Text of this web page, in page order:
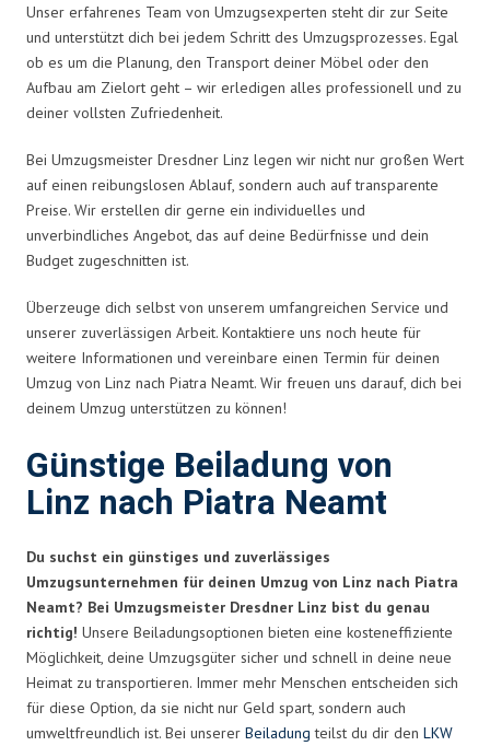
Unser erfahrenes Team von Umzugsexperten steht dir zur Seite
und unterstützt dich bei jedem Schritt des Umzugsprozesses. Egal
ob es um die Planung, den Transport deiner Möbel oder den
Aufbau am Zielort geht – wir erledigen alles professionell und zu
deiner vollsten Zufriedenheit.
Bei Umzugsmeister Dresdner Linz legen wir nicht nur großen Wert
auf einen reibungslosen Ablauf, sondern auch auf transparente
Preise. Wir erstellen dir gerne ein individuelles und
unverbindliches Angebot, das auf deine Bedürfnisse und dein
Budget zugeschnitten ist.
Überzeuge dich selbst von unserem umfangreichen Service und
unserer zuverlässigen Arbeit. Kontaktiere uns noch heute für
weitere Informationen und vereinbare einen Termin für deinen
Umzug von Linz nach Piatra Neamt. Wir freuen uns darauf, dich bei
deinem Umzug unterstützen zu können!
Günstige Beiladung von
Linz nach Piatra Neamt
Du suchst ein günstiges und zuverlässiges
Umzugsunternehmen für deinen Umzug von Linz nach Piatra
Neamt? Bei Umzugsmeister Dresdner Linz bist du genau
richtig! Unsere Beiladungsoptionen bieten eine kosteneffiziente
Möglichkeit, deine Umzugsgüter sicher und schnell in deine neue
Heimat zu transportieren. Immer mehr Menschen entscheiden sich
für diese Option, da sie nicht nur Geld spart, sondern auch
umweltfreundlich ist. Bei unserer Beiladung teilst du dir den LKW